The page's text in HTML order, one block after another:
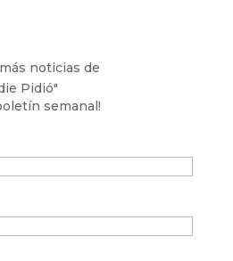
noticias de
Pidió"
semanal!